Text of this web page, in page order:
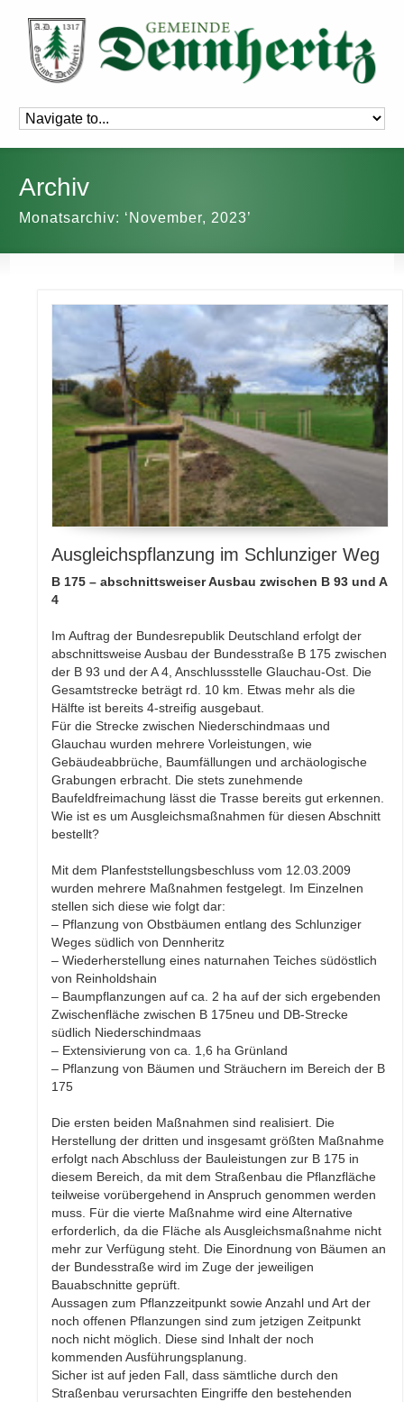
Archiv
Monatsarchiv: ‘November, 2023’
Ausgleichspflanzung im Schlunziger Weg
B 175 – abschnittsweiser Ausbau zwischen B 93 und A
4
Im Auftrag der Bundesrepublik Deutschland erfolgt der
abschnittsweise Ausbau der Bundesstraße B 175 zwischen
der B 93 und der A 4, Anschlussstelle Glauchau-Ost. Die
Gesamtstrecke beträgt rd. 10 km. Etwas mehr als die
Hälfte ist bereits 4-streifig ausgebaut.
Für die Strecke zwischen Niederschindmaas und
Glauchau wurden mehrere Vorleistungen, wie
Gebäudeabbrüche, Baumfällungen und archäologische
Grabungen erbracht. Die stets zunehmende
Baufeldfreimachung lässt die Trasse bereits gut erkennen.
Wie ist es um Ausgleichsmaßnahmen für diesen Abschnitt
bestellt?
Mit dem Planfeststellungsbeschluss vom 12.03.2009
wurden mehrere Maßnahmen festgelegt. Im Einzelnen
stellen sich diese wie folgt dar:
– Pflanzung von Obstbäumen entlang des Schlunziger
Weges südlich von Dennheritz
– Wiederherstellung eines naturnahen Teiches südöstlich
von Reinholdshain
– Baumpflanzungen auf ca. 2 ha auf der sich ergebenden
Zwischenfläche zwischen B 175neu und DB-Strecke
südlich Niederschindmaas
– Extensivierung von ca. 1,6 ha Grünland
– Pflanzung von Bäumen und Sträuchern im Bereich der B
175
Die ersten beiden Maßnahmen sind realisiert. Die
Herstellung der dritten und insgesamt größten Maßnahme
erfolgt nach Abschluss der Bauleistungen zur B 175 in
diesem Bereich, da mit dem Straßenbau die Pflanzfläche
teilweise vorübergehend in Anspruch genommen werden
muss. Für die vierte Maßnahme wird eine Alternative
erforderlich, da die Fläche als Ausgleichsmaßnahme nicht
mehr zur Verfügung steht. Die Einordnung von Bäumen an
der Bundesstraße wird im Zuge der jeweiligen
Bauabschnitte geprüft.
Aussagen zum Pflanzzeitpunkt sowie Anzahl und Art der
noch offenen Pflanzungen sind zum jetzigen Zeitpunkt
noch nicht möglich. Diese sind Inhalt der noch
kommenden Ausführungsplanung.
Sicher ist auf jeden Fall, dass sämtliche durch den
Straßenbau verursachten Eingriffe den bestehenden